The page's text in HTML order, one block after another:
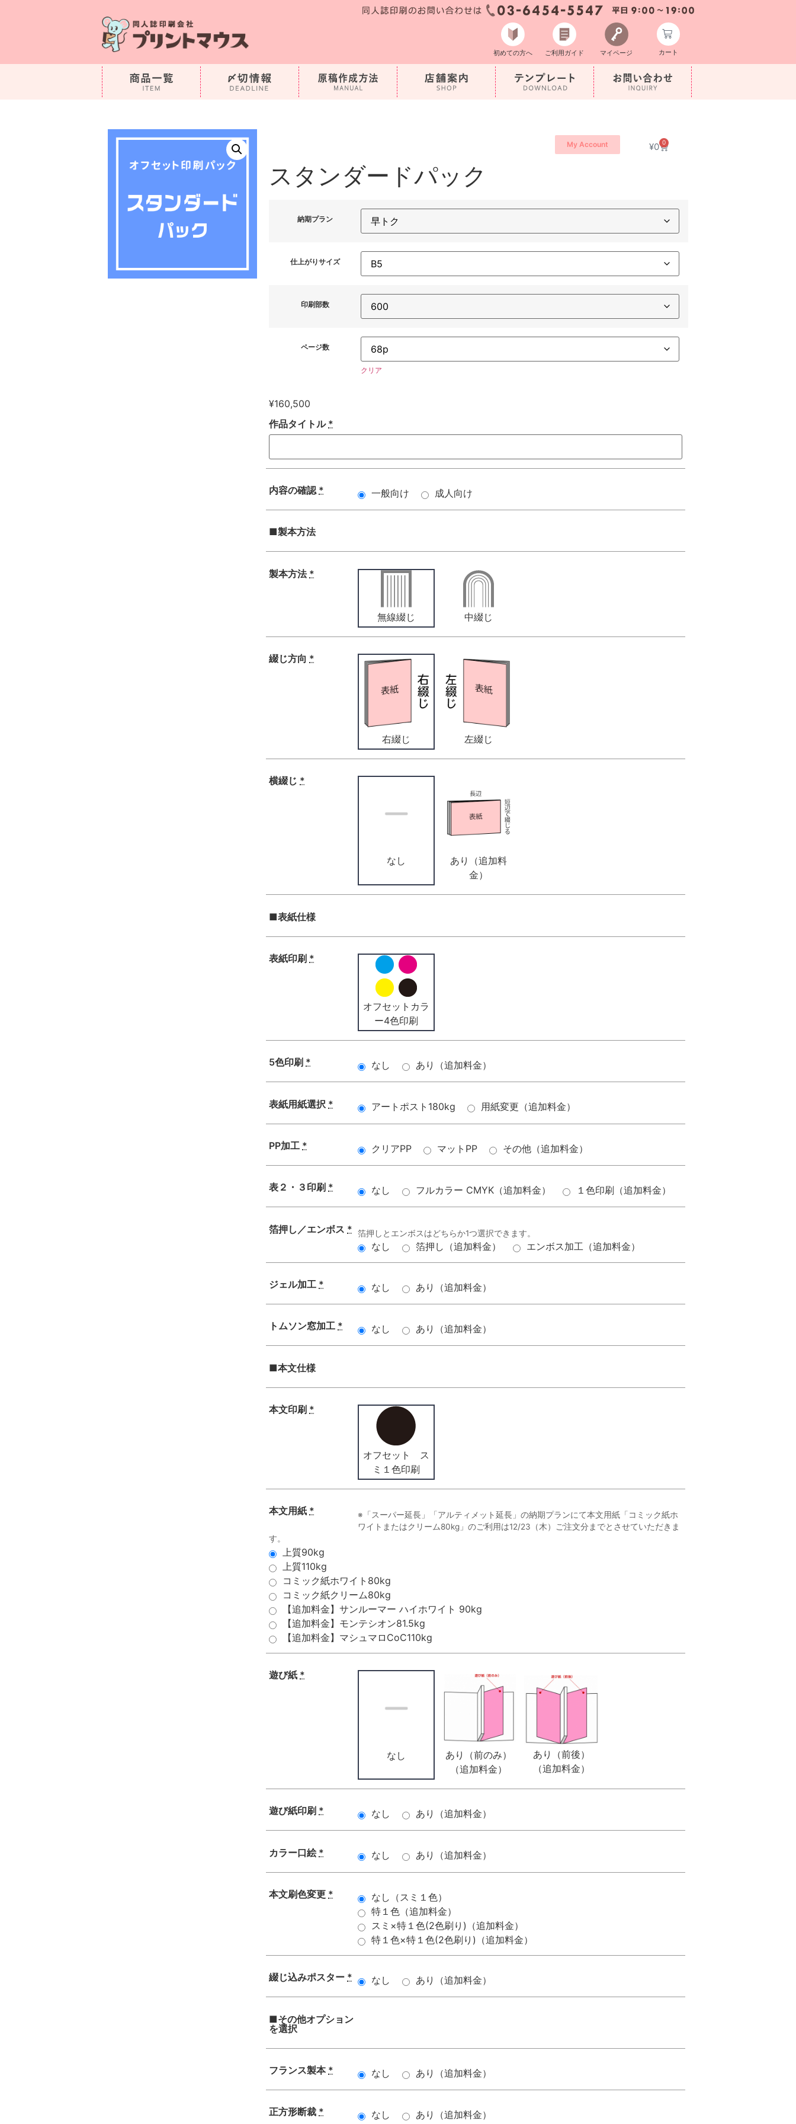
初めての方へ ご利用ガイド マイページ カート
My Account ¥0 0
スタンダードパック
納期プラン
仕上がりサイズ
印刷部数
ページ数
クリア
¥160,500
作品タイトル *
内容の確認 * 一般向け 成人向け
■製本方法
製本方法 *
無線綴じ 中綴じ
綴じ方向 *
右綴じ 左綴じ
横綴じ *
なし
あり（追加料
金）
■表紙仕様
表紙印刷 *
オフセットカラ
ー4色印刷
5色印刷 * なし あり（追加料金）
表紙用紙選択 * アートポスト180kg 用紙変更（追加料金）
PP加工 * クリアPP マットPP その他（追加料金）
表２・３印刷 * なし フルカラー CMYK（追加料金） １色印刷（追加料金）
箔押し／エンボス * 箔押しとエンボスはどちらか1つ選択できます。
なし 箔押し（追加料金） エンボス加工（追加料金）
ジェル加工 * なし あり（追加料金）
トムソン窓加工 * なし あり（追加料金）
■本文仕様
本文印刷 *
オフセット ス
ミ１色印刷
本文用紙 *
※「スーパー延長」「アルティメット延長」の納期プランにて本文用紙「コミック紙ホ
ワイトまたはクリーム80kg」のご利用は12/23（木）ご注文分までとさせていただきま
す。
上質90kg
上質110kg
コミック紙ホワイト80kg
コミック紙クリーム80kg
【追加料金】サンルーマー ハイホワイト 90kg
【追加料金】モンテシオン81.5kg
【追加料金】マシュマロCoC110kg
遊び紙 *
なし
あり（前のみ）
（追加料金）
あり（前後）
（追加料金）
遊び紙印刷 * なし あり（追加料金）
カラー口絵 * なし あり（追加料金）
本文刷色変更 *
なし（スミ１色）
特１色（追加料金）
スミ×特１色(2色刷り)（追加料金）
特１色×特１色(2色刷り)（追加料金）
綴じ込みポスター * なし あり（追加料金）
■その他オプション
を選択
フランス製本 * なし あり（追加料金）
正方形断裁 * なし あり（追加料金）